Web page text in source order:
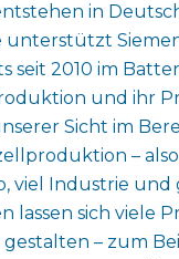
in
seit 2010 im
und ihr
Sicht im
–
viel Industrie
lassen sich viele
– zum